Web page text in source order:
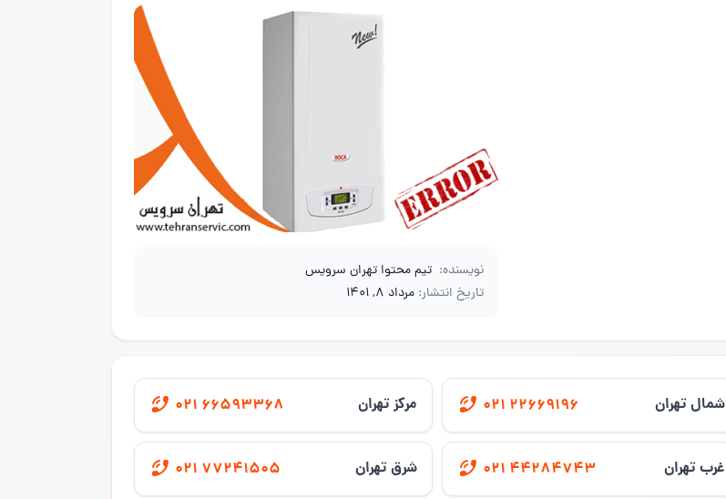
نویسنده: تیم محتوا تهران سرویس
تاریخ انتشار: مرداد 8, 1401
شمال تهران 021 22669196 مرکز تهران 021 66593368
غرب تهران 021 44284743 شرق تهران 021 77241505